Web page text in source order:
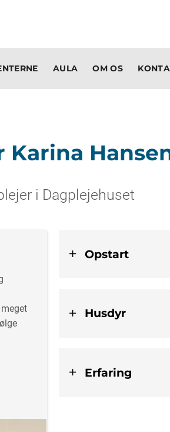
AULA OM OS
Karina
i Dagplejehuset
Opstart
Husdyr
Erfaring